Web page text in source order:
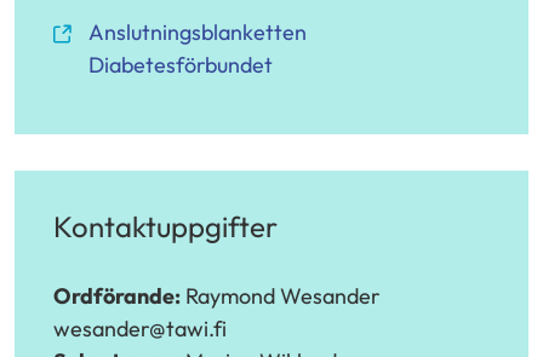
Anslutningsblanketten
Diabetesförbundet
(siirryt
toiseen
Kontaktuppgifter
Ordförande: Raymond Wesander
wesander@tawi.fi